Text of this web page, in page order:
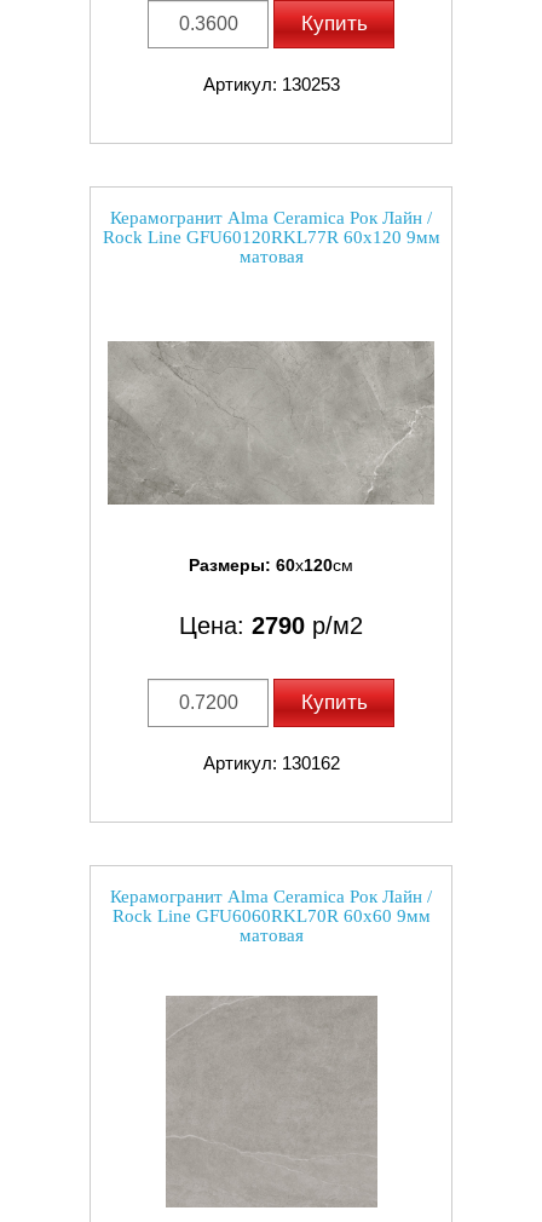
Купить
Артикул: 130253
Керамогранит Alma Ceramica Рок Лайн /
Rock Line GFU60120RKL77R 60x120 9мм
матовая
Размеры: 60x120см
Цена: 2790 р/м2
Купить
Артикул: 130162
Керамогранит Alma Ceramica Рок Лайн /
Rock Line GFU6060RKL70R 60x60 9мм
матовая